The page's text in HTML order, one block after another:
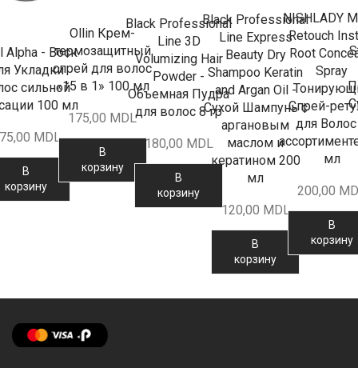
Alpha - Воск
Укладки
сильной
100 мл
MDL
В
корзину
Ollin Крем-
термозащитный
спрей для волос
«15 в 1» 100 мл
175,00 MDL
В
корзину
Black Professional
Line 3D
Volumizing Hair
Powder -
Объемная Пудра
для волос 8 гр
180,00 MDL
В
корзину
Black Professional
Line Express
Beauty Dry
Shampoo Keratin
and Argan Oil -
Сухой Шампунь с
аргановым
маслом и
кератином 200
мл
120,00 MDL
В
корзину
NISHLADY
Retouch
Root
Spray
Спрей-
для
мл
200,00
В
корзину